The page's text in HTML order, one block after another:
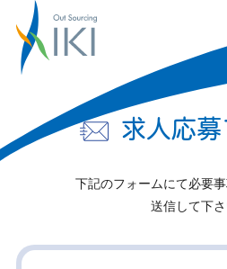
求人応
下記のフォームにて必要事
送信して下さ